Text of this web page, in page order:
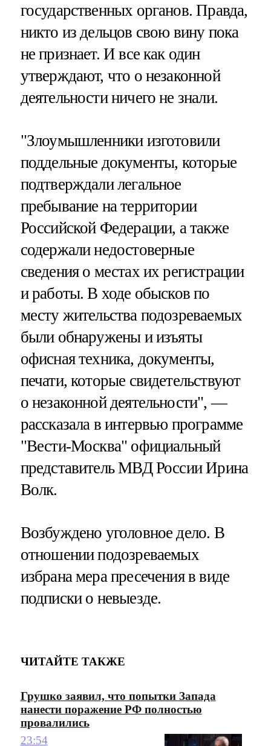
государственных органов. Правда,
никто из дельцов свою вину пока
не признает. И все как один
утверждают, что о незаконной
деятельности ничего не знали.
"Злоумышленники изготовили
поддельные документы, которые
подтверждали легальное
пребывание на территории
Российской Федерации, а также
содержали недостоверные
сведения о местах их регистрации
и работы. В ходе обысков по
месту жительства подозреваемых
были обнаружены и изъяты
офисная техника, документы,
печати, которые свидетельствуют
о незаконной деятельности", —
рассказала в интервью программе
"Вести-Москва" официальный
представитель МВД России Ирина
Волк.
Возбуждено уголовное дело. В
отношении подозреваемых
избрана мера пресечения в виде
подписки о невыезде.
ЧИТАЙТЕ ТАКЖЕ
Грушко заявил, что попытки Запада
нанести поражение РФ полностью
провалились
23:54